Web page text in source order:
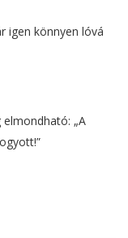
igen könnyen lóvá
elmondható: „A